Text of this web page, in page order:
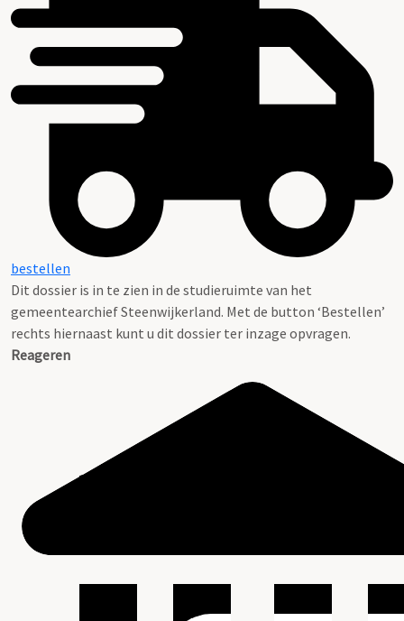
bestellen
Dit dossier is in te zien in de studieruimte van het
gemeentearchief Steenwijkerland. Met de button ‘Bestellen’
rechts hiernaast kunt u dit dossier ter inzage opvragen.
Reageren